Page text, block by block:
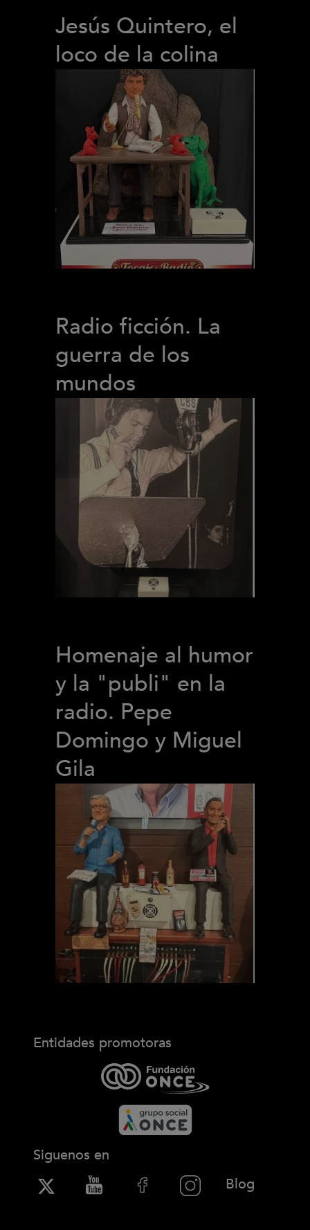
Jesús Quintero, el
loco de la colina
Radio ficción. La
guerra de los
mundos
Homenaje al humor
y la "publi" en la
radio. Pepe
Domingo y Miguel
Gila
Entidades promotoras
Siguenos en
Blog